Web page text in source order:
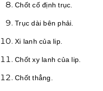
Chốt cố định trục.
Trục dài bên phải.
Xi lanh của lip.
Chốt xy lanh của lip.
Chốt thẳng.